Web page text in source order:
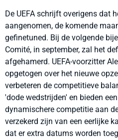
De UEFA schrijft overigens dat
aangenomen, de komende
gefinetuned. Bij de volgende
Comité, in september, zal het
afgehamerd. UEFA-voorzitter
opgetogen over het nieuwe
verbeteren de competitieve
'dode wedstrijden' en bieden
dynamischere competitie aan
verzekerd zijn van een eerlijke
dat er extra datums worden